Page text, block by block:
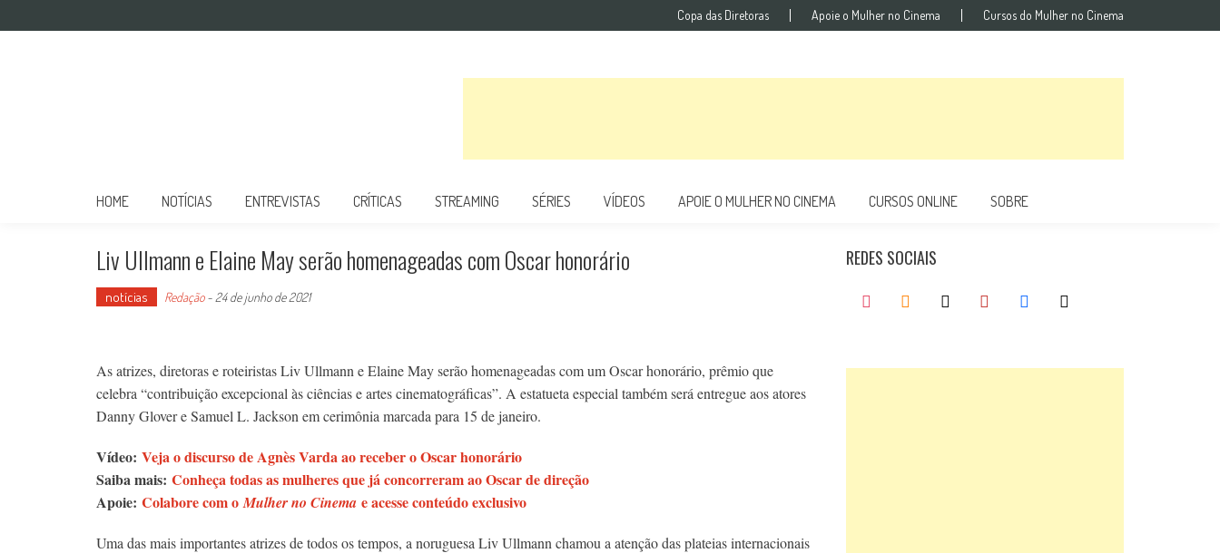
Copa das Diretoras Apoie o Mulher no Cinema Cursos do Mulher no Cinema
HOME NOTÍCIAS ENTREVISTAS CRÍTICAS STREAMING SÉRIES VÍDEOS APOIE O MULHER NO CINEMA CURSOS ONLINE SOBRE
Liv Ullmann e Elaine May serão homenageadas com Oscar honorário
notícias Redação- 24 de junho de 2021
As atrizes, diretoras e roteiristas Liv Ullmann e Elaine May serão homenageadas com um Oscar honorário, prêmio que
celebra “contribuição excepcional às ciências e artes cinematográficas”. A estatueta especial também será entregue aos atores
Danny Glover e Samuel L. Jackson em cerimônia marcada para 15 de janeiro.
Vídeo: Veja o discurso de Agnès Varda ao receber o Oscar honorário
Saiba mais: Conheça todas as mulheres que já concorreram ao Oscar de direção
Apoie: Colabore com oMulher no Cinema e acesse conteúdo exclusivo
Uma das mais importantes atrizes de todos os tempos, a noruguesa Liv Ullmann chamou a atenção das plateias internacionais
REDES SOCIAIS